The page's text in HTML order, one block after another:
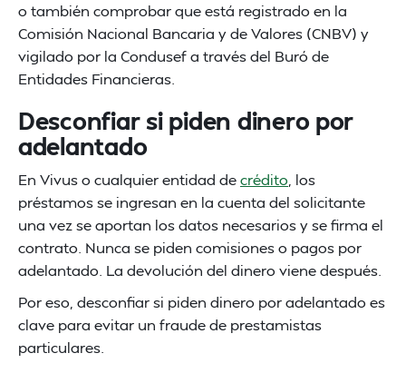
o también comprobar que está registrado en la
Comisión Nacional Bancaria y de Valores (CNBV) y
vigilado por la Condusef a través del Buró de
Entidades Financieras.
Desconfiar si piden dinero por
adelantado
En Vivus o cualquier entidad decrédito , los
préstamos se ingresan en la cuenta del solicitante
una vez se aportan los datos necesarios y se firma el
contrato. Nunca se piden comisiones o pagos por
adelantado. La devolución del dinero viene después.
Por eso, desconfiar si piden dinero por adelantado es
clave para evitar un fraude de prestamistas
particulares.